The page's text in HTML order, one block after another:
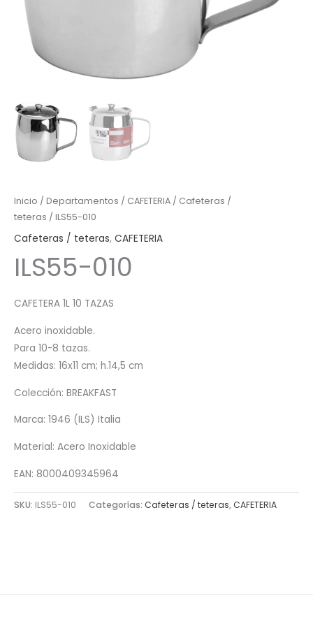
Inicio / Departamentos / CAFETERIA / Cafeteras /
teteras / ILS55-010
Cafeteras / teteras, CAFETERIA
ILS55-010
CAFETERA 1L 10 TAZAS
Acero inoxidable.
Para 10-8 tazas.
Medidas: 16x11 cm; h.14,5 cm
Colección: BREAKFAST
Marca: 1946 (ILS) Italia
Material: Acero Inoxidable
EAN: 8000409345964
SKU: ILS55-010 Categorías: Cafeteras / teteras,CAFETERIA